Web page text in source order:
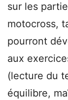
sur les
motocross,
pourront
aux
(lecture du
équilibre,